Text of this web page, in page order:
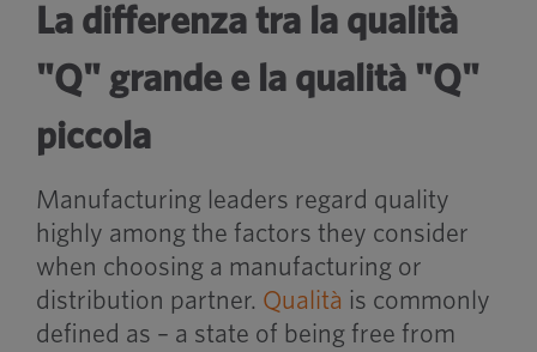
La differenza tra la qualità
"Q" grande e la qualità "Q"
piccola
Manufacturing leaders regard quality
highly among the factors they consider
when choosing a manufacturing or
distribution partner. Qualità is commonly
defined as – a state of being free from